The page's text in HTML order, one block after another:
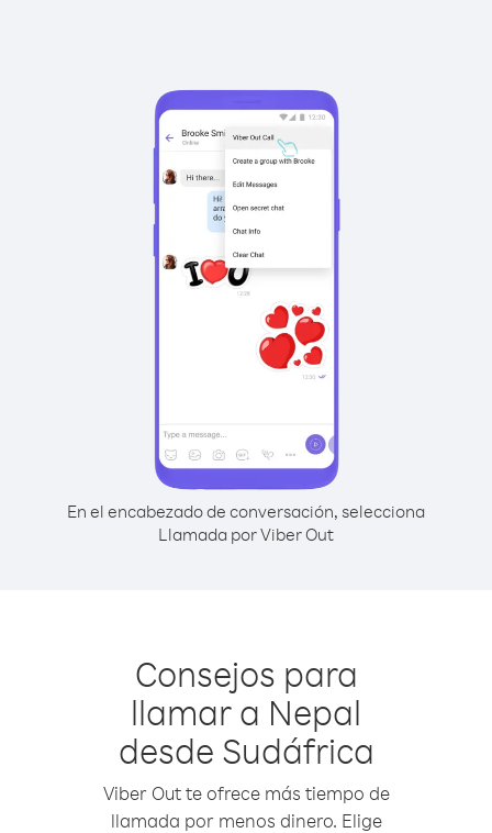
En el encabezado de conversación, selecciona
Llamada por Viber Out
Consejos para
llamar a Nepal
desde Sudáfrica
Viber Out te ofrece más tiempo de
llamada por menos dinero. Elige